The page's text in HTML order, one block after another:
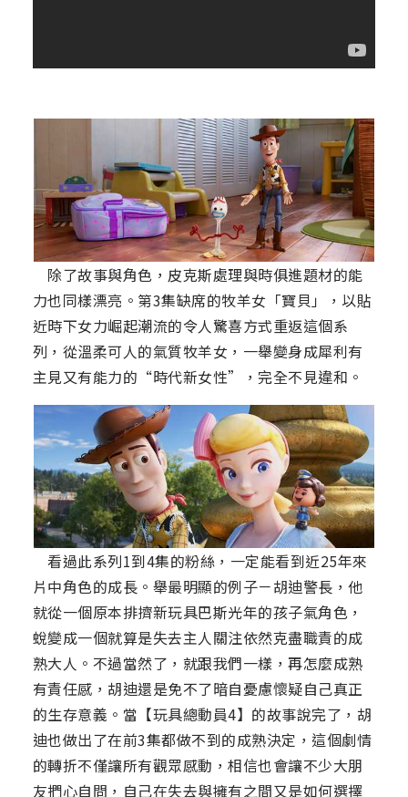
除了故事與角色，皮克斯處理與時俱進題材的能
力也同樣漂亮。第3集缺席的牧羊女「寶貝」，以貼
近時下女力崛起潮流的令人驚喜方式重返這個系
列，從溫柔可人的氣質牧羊女，一舉變身成犀利有
主見又有能力的“時代新女性”，完全不見違和。
看過此系列1到4集的粉絲，一定能看到近25年來
片中角色的成長。舉最明顯的例子－胡迪警長，他
就從一個原本排擠新玩具巴斯光年的孩子氣角色，
蛻變成一個就算是失去主人關注依然克盡職責的成
熟大人。不過當然了，就跟我們一樣，再怎麼成熟
有責任感，胡迪還是免不了暗自憂慮懷疑自己真正
的生存意義。當【玩具總動員4】的故事說完了，胡
迪也做出了在前3集都做不到的成熟決定，這個劇情
的轉折不僅讓所有觀眾感動，相信也會讓不少大朋
友捫心自問，自己在失去與擁有之間又是如何選擇